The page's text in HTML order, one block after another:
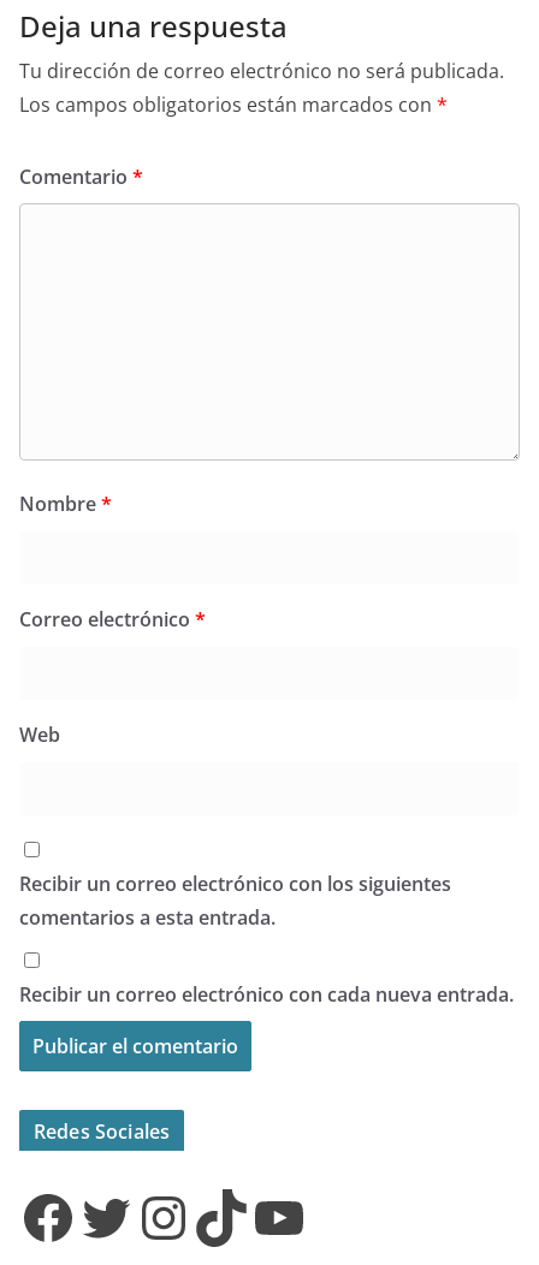
Deja una respuesta
Tu dirección de correo electrónico no será publicada.
Los campos obligatorios están marcados con *
Comentario *
Nombre*
Correo electrónico *
Web
Recibir un correo electrónico con los siguientes
comentarios a esta entrada.
Recibir un correo electrónico con cada nueva entrada.
Redes Sociales
Facebook Twitter InstagramTikTok YouTube